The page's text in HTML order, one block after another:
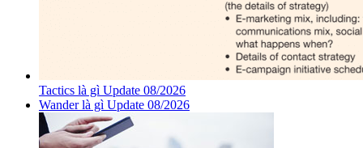
Tactics là gì Update 08/2026
Wander là gì Update 08/2026